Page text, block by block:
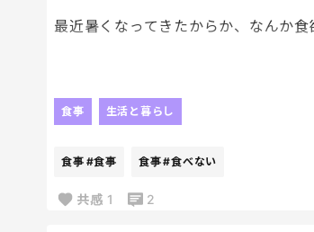
最近暑くなってきたからか、なんか食
お昼になっても「何食べたい？」に答
結局そうめんとか冷たいものに逃げが
そんで結局麺ばっかり。笑
食事 生活と暮らし
食事 #食事 食事#食べない
共感 1 2